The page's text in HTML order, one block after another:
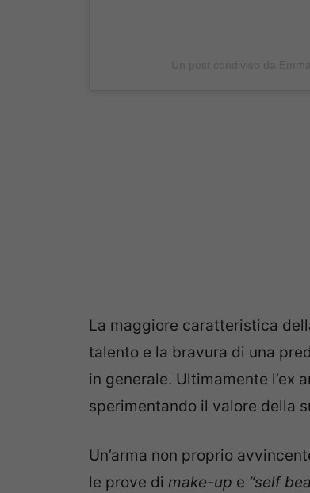
La maggiore caratteristica
talento e la bravura di una
in generale. Ultimamente l’ex
sperimentando il valore della
Un’arma non proprio
le prove di make-up e “self